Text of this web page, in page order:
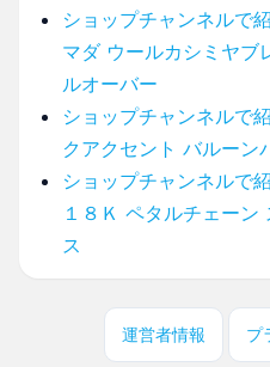
ショップチャンネルで
マダ ウールカシミヤブ
ルオーバー
ショップチャンネルで
クアクセント バルーン
ショップチャンネルで
１８Ｋ ペタルチェーン
ス
運営者情報 プ